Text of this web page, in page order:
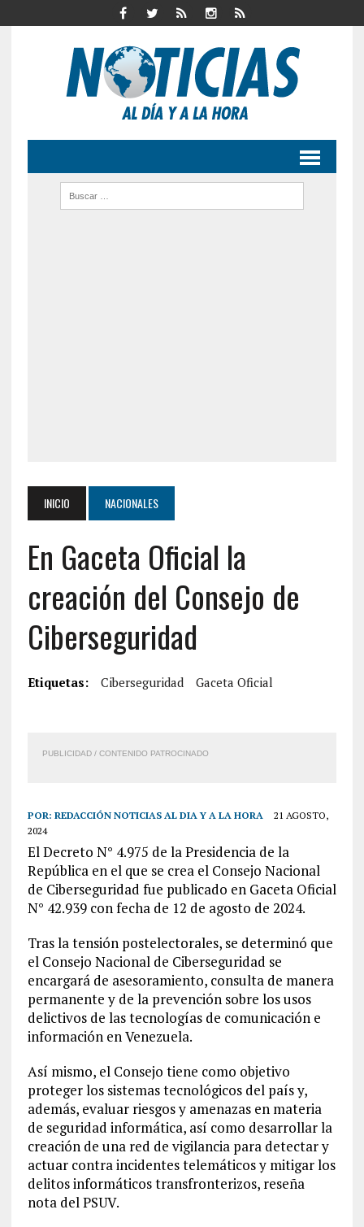
INICIO NACIONALES
En Gaceta Oficial la
creación del Consejo de
Ciberseguridad
Etiquetas: Ciberseguridad Gaceta Oficial
PUBLICIDAD / CONTENIDO PATROCINADO
POR: REDACCIÓN NOTICIAS AL DIA Y A LA HORA
21 AGOSTO,
2024
El Decreto N° 4.975 de la Presidencia de la
República en el que se crea el Consejo Nacional
de Ciberseguridad fue publicado en Gaceta Oficial
N° 42.939 con fecha de 12 de agosto de 2024.
Tras la tensión postelectorales, se determinó que
el Consejo Nacional de Ciberseguridad se
encargará de asesoramiento, consulta de manera
permanente y de la prevención sobre los usos
delictivos de las tecnologías de comunicación e
información en Venezuela.
Así mismo, el Consejo tiene como objetivo
proteger los sistemas tecnológicos del país y,
además, evaluar riesgos y amenazas en materia
de seguridad informática, así como desarrollar la
creación de una red de vigilancia para detectar y
actuar contra incidentes telemáticos y mitigar los
delitos informáticos transfronterizos, reseña
nota del PSUV.